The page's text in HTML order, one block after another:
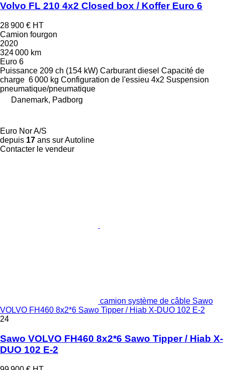
Volvo FL 210 4x2 Closed box / Koffer Euro 6
28 900 € HT
Camion fourgon
2020
324 000 km
Euro 6
Puissance 209 ch (154 kW) Carburant diesel Capacité de
charge 6 000 kg Configuration de l'essieu 4x2 Suspension
pneumatique/pneumatique
Danemark, Padborg
Euro Nor A/S
depuis 17 ans sur Autoline
Contacter le vendeur
camion système de câble Sawo
VOLVO FH460 8x2*6 Sawo Tipper / Hiab X-DUO 102 E-2
24
Sawo VOLVO FH460 8x2*6 Sawo Tipper / Hiab X-
DUO 102 E-2